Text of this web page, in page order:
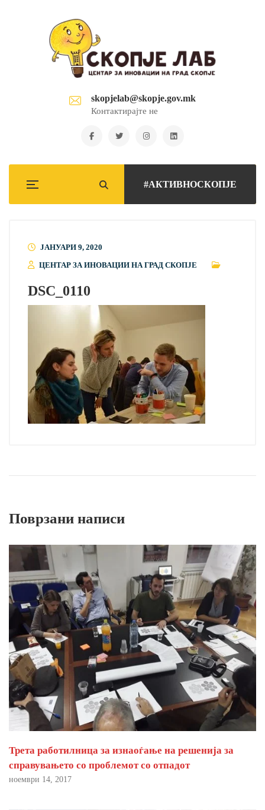
skopjelab@skopje.gov.mk
Контактирајте не
#АКТИВНОСКОПЈЕ
ЈАНУАРИ 9, 2020
ЦЕНТАР ЗА ИНОВАЦИИ НА ГРАД СКОПЈЕ
DSC_0110
Поврзани написи
Трета работилница за изнаоѓање на решенија за
справувањето со проблемот со отпадот
ноември 14, 2017